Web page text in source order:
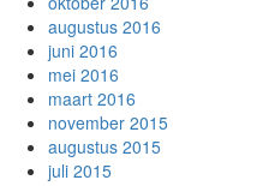
augustus 2016
juni 2016
mei 2016
maart 2016
november 2015
augustus 2015
juli 2015